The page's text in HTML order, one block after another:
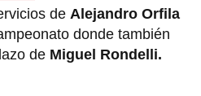
de Alejandro Orfila
donde también
de Miguel Rondelli.